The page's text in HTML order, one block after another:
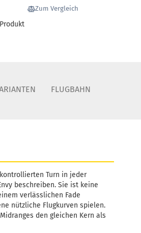
Grünlich
Zum Vergleich
FLUGBAHN
Turn in jeder
beschreiben. Sie ist keine
verlässlichen Fade
nützliche Flugkurven spielen.
den gleichen Kern als